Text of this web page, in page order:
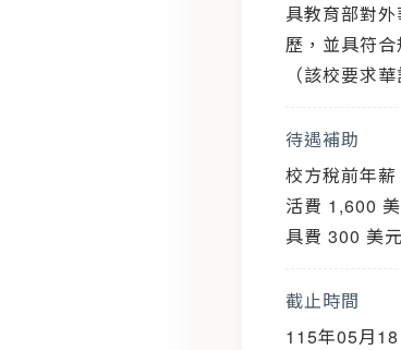
具教育部對
歷，並具符
（該校要求
待遇補助
校方稅前年
活費 1,600
具費 300 美
截止時間
115年05月18